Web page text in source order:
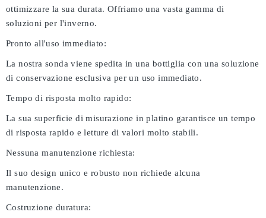
ottimizzare la sua durata. Offriamo una vasta gamma di
soluzioni per l'inverno.
Pronto all'uso immediato:
La nostra sonda viene spedita in una bottiglia con una soluzione
di conservazione esclusiva per un uso immediato.
Tempo di risposta molto rapido:
La sua superficie di misurazione in platino garantisce un tempo
di risposta rapido e letture di valori molto stabili.
Nessuna manutenzione richiesta:
Il suo design unico e robusto non richiede alcuna
manutenzione.
Costruzione duratura: